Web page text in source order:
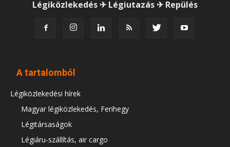
Légiközlekedés ✈ Légiutazás ✈ Repülés
A tartalomból
Légiközlekedési hírek
Magyar légiközlekedés, Ferihegy
Légitársaságok
Légiáru-szállítás, air cargo